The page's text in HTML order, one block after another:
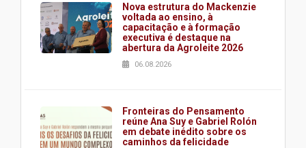
Nova estrutura do Mackenzie
voltada ao ensino, à
capacitação e à formação
executiva é destaque na
abertura da Agroleite 2026
06.08.2026
Fronteiras do Pensamento
reúne Ana Suy e Gabriel Rolón
em debate inédito sobre os
caminhos da felicidade